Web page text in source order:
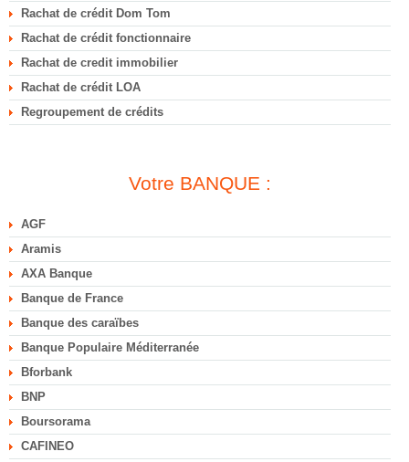
Rachat de crédit Dom Tom
Rachat de crédit fonctionnaire
Rachat de credit immobilier
Rachat de crédit LOA
Regroupement de crédits
Votre BANQUE :
AGF
Aramis
AXA Banque
Banque de France
Banque des caraïbes
Banque Populaire Méditerranée
Bforbank
BNP
Boursorama
CAFINEO